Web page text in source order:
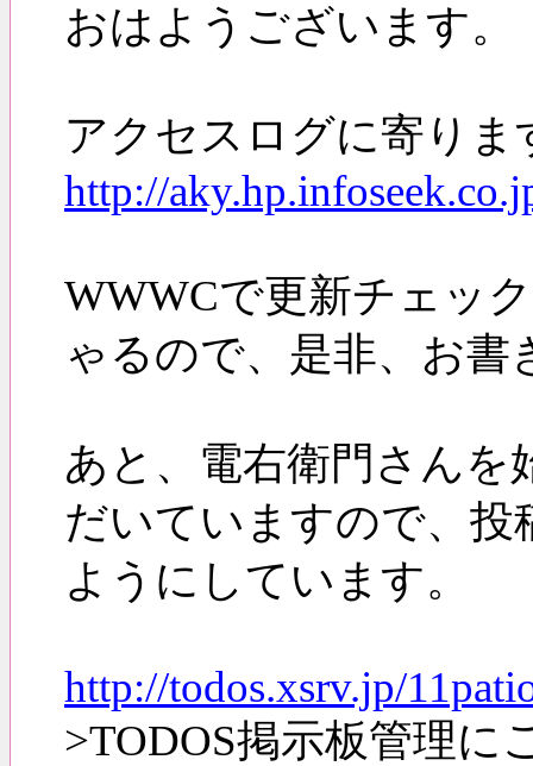
おはようございます。
アクセスログに寄り
http://
WWWCで更新チェッ
ゃるので、是非、お
あと、電右衛門さんを
だいていますので、
ようにしています。
http://todos.xsrv.jp/
>TODOS掲示板管理